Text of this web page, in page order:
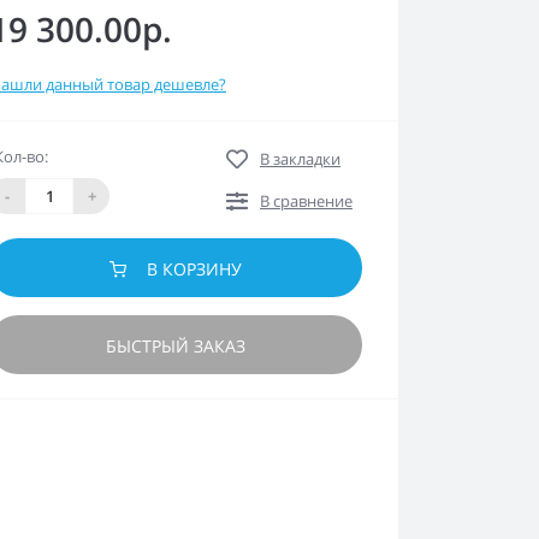
300.00р.
данный товар дешевле?
во:
-
+
В закладки
В сравнение
В КОРЗИНУ
БЫСТРЫЙ ЗАКАЗ